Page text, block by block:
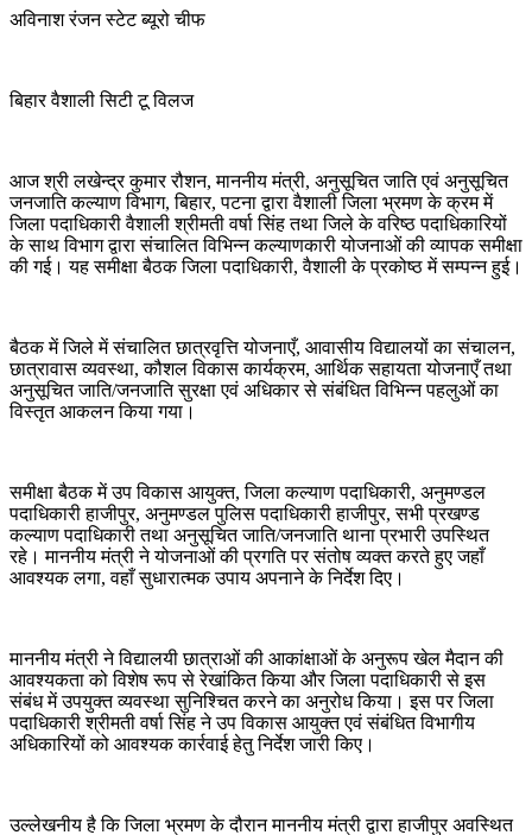
अविनाश रंजन स्टेट ब्यूरो चीफ
बिहार वैशाली सिटी टू विलज
आज श्री लखेन्द्र कुमार रौशन, माननीय मंत्री, अनुसूचित जाति एवं अनुसूचित
जनजाति कल्याण विभाग, बिहार, पटना द्वारा वैशाली जिला भ्रमण के क्रम में
जिला पदाधिकारी वैशाली श्रीमती वर्षा सिंह तथा जिले के वरिष्ठ पदाधिकारियों
के साथ विभाग द्वारा संचालित विभिन्न कल्याणकारी योजनाओं की व्यापक समीक्षा
की गई। यह समीक्षा बैठक जिला पदाधिकारी, वैशाली के प्रकोष्ठ में सम्पन्न हुई।
बैठक में जिले में संचालित छात्रवृत्ति योजनाएँ, आवासीय विद्यालयों का संचालन,
छात्रावास व्यवस्था, कौशल विकास कार्यक्रम, आर्थिक सहायता योजनाएँ तथा
अनुसूचित जाति/जनजाति सुरक्षा एवं अधिकार से संबंधित विभिन्न पहलुओं का
विस्तृत आकलन किया गया।
समीक्षा बैठक में उप विकास आयुक्त, जिला कल्याण पदाधिकारी, अनुमण्डल
पदाधिकारी हाजीपुर, अनुमण्डल पुलिस पदाधिकारी हाजीपुर, सभी प्रखण्ड
कल्याण पदाधिकारी तथा अनुसूचित जाति/जनजाति थाना प्रभारी उपस्थित
रहे। माननीय मंत्री ने योजनाओं की प्रगति पर संतोष व्यक्त करते हुए जहाँ
आवश्यक लगा, वहाँ सुधारात्मक उपाय अपनाने के निर्देश दिए।
माननीय मंत्री ने विद्यालयी छात्राओं की आकांक्षाओं के अनुरूप खेल मैदान की
आवश्यकता को विशेष रूप से रेखांकित किया और जिला पदाधिकारी से इस
संबंध में उपयुक्त व्यवस्था सुनिश्चित करने का अनुरोध किया। इस पर जिला
पदाधिकारी श्रीमती वर्षा सिंह ने उप विकास आयुक्त एवं संबंधित विभागीय
अधिकारियों को आवश्यक कार्रवाई हेतु निर्देश जारी किए।
उल्लेखनीय है कि जिला भ्रमण के दौरान माननीय मंत्री द्वारा हाजीपुर अवस्थित